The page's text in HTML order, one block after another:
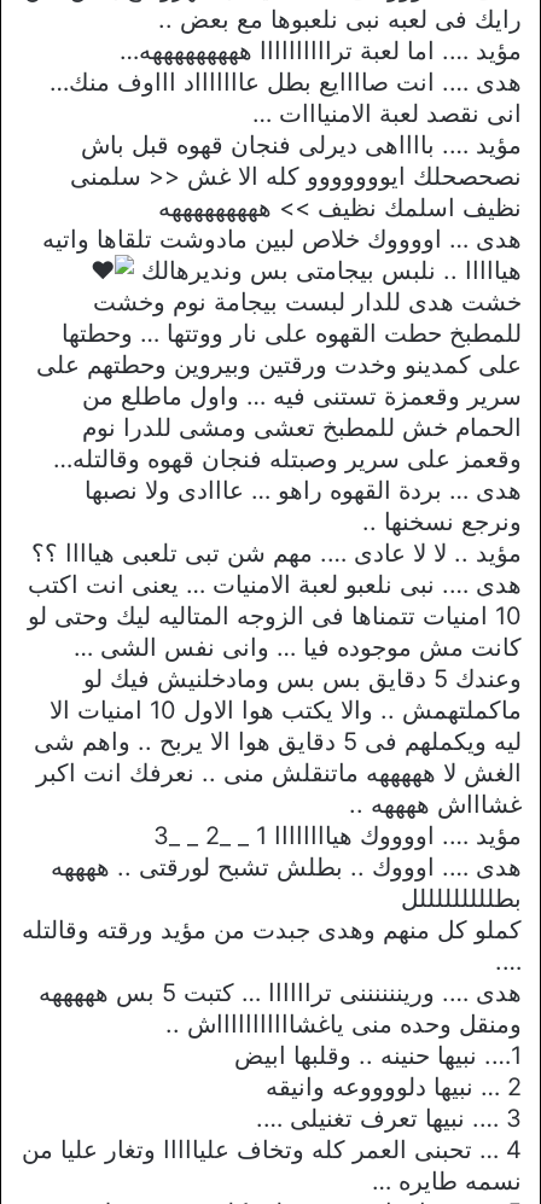
رايك فى لعبه نبى نلعبوها مع بعض ..
مؤيد …. اما لعبة تراااااااااا هههههههههه…
هدى …. انت صاااايع بطل عاااااااد اااوف منك…
انى نقصد لعبة الامنيااات …
مؤيد …. بااااهى ديرلى فنجان قهوه قبل باش
نصحصحلك ايووووووو كله الا غش << سلمنى
نظيف اسلمك نظيف >> هههههههههه
هدى … اووووك خلاص لبين مادوشت تلقاها واتيه
هيااااا .. نلبس بيجامتى بس ونديرهالك
خشت هدى للدار لبست بيجامة نوم وخشت
للمطبخ حطت القهوه على نار ووتتها … وحطتها
على كمدينو وخدت ورقتين وبيروين وحطتهم على
سرير وقعمزة تستنى فيه … واول ماطلع من
الحمام خش للمطبخ تعشى ومشى للدرا نوم
وقعمز على سرير وصبتله فنجان قهوه وقالتله…
هدى … بردة القهوه راهو … عااادى ولا نصبها
ونرجع نسخنها ..
مؤيد .. لا لا عادى …. مهم شن تبى تلعبى هياااا ؟؟
هدى …. نبى نلعبو لعبة الامنيات … يعنى انت اكتب
10 امنيات تتمناها فى الزوجه المتاليه ليك وحتى لو
كانت مش موجوده فيا … وانى نفس الشى …
وعندك 5 دقايق بس بس ومادخلنيش فيك لو
ماكملتهمش .. والا يكتب هوا الاول 10 امنيات الا
ليه ويكملهم فى 5 دقايق هوا الا يربح .. واهم شى
الغش لا هههههه ماتنقلش منى .. نعرفك انت اكبر
غشاااش ههههه ..
مؤيد …. اووووك هياااااااا 1 _ _2 _ _3
هدى …. اوووك .. بطلش تشبح لورقتى .. ههههه
بطلللللللللل
كملو كل منهم وهدى جبدت من مؤيد ورقته وقالتله
….
هدى …. وريننننننى تراااااا … كتبت 5 بس هههههه
ومنقل وحده منى ياغشاااااااااااش ..
1…. نبيها حنينه .. وقلبها ابيض
2 … نبيها دلووووعه وانيقه
3 …. نبيها تعرف تغنيلى ….
4 … تحبنى العمر كله وتخاف عليااااا وتغار عليا من
نسمه طايره …